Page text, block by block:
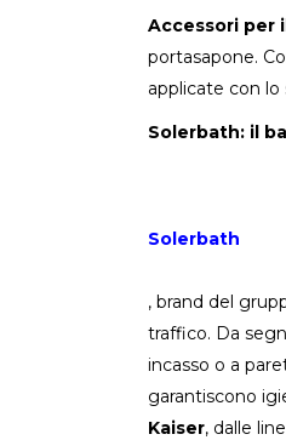
Accessori per
portasapone.
applicate con
Solerbath: il
Solerbath
, brand del
traffico. Da
incasso o a
garantiscono
Kaiser, dalle